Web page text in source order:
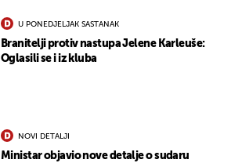
U PONEDJELJAK SASTANAK
Branitelji protiv nastupa Jelene Karleuše:
Oglasili se i iz kluba
NOVI DETALJI
Ministar objavio nove detalje o sudaru